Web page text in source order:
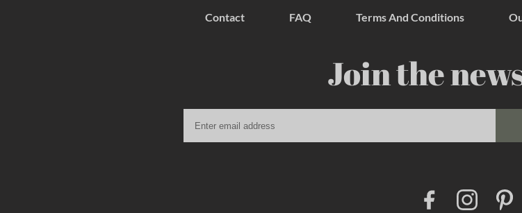
Contact FAQ Terms And Conditions
Join the
I
n